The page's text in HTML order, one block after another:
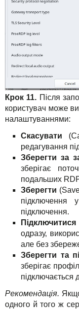
Крок 11. Після
користувач може
налаштуваннями:
Скасувати
редагування
Зберегти за
зберігає
подальших
Зберегти
підключення
підключення.
Підключитися
одразу,
але без
Зберегти та
зберігає
підключається
Рекомендація.
одного й того ж